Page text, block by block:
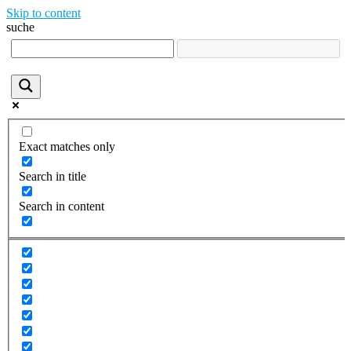
Skip to content
suche
Exact matches only
Search in title
Search in content